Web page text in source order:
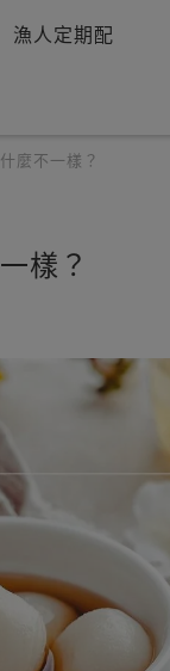
漁人定期配
麼不一樣？
樣？